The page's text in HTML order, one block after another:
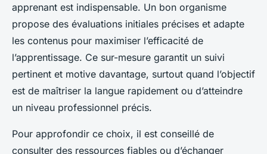
apprenant est indispensable. Un bon organisme
propose des évaluations initiales précises et adapte
les contenus pour maximiser l’efficacité de
l’apprentissage. Ce sur-mesure garantit un suivi
pertinent et motive davantage, surtout quand l’objectif
est de maîtriser la langue rapidement ou d’atteindre
un niveau professionnel précis.
Pour approfondir ce choix, il est conseillé de
consulter des ressources fiables ou d’échanger